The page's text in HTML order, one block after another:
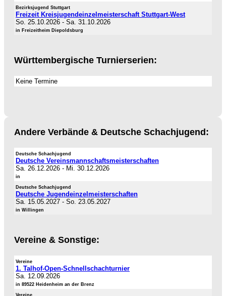
Bezirksjugend Stuttgart
Freizeit Kreisjugendeinzelmeisterschaft Stuttgart-West
So. 25.10.2026 - Sa. 31.10.2026
in Freizeitheim Diepoldsburg
Württembergische Turnierserien:
Keine Termine
Andere Verbände & Deutsche Schachjugend:
Deutsche Schachjugend
Deutsche Vereinsmannschaftsmeisterschaften
Sa. 26.12.2026 - Mi. 30.12.2026
in
Deutsche Schachjugend
Deutsche Jugendeinzelmeisterschaften
Sa. 15.05.2027 - So. 23.05.2027
in Willingen
Vereine & Sonstige:
Vereine
1. Talhof-Open-Schnellschachturnier
Sa. 12.09.2026
in 89522 Heidenheim an der Brenz
Vereine